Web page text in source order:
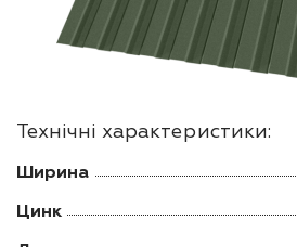
Технічні характеристики:
Ширина
Цинк